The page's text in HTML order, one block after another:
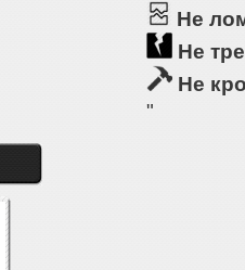
Не
Не
Не
"